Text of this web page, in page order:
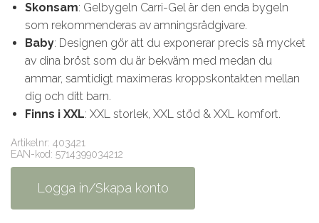
Skonsam: Gelbygeln Carri-Gel är den enda bygeln
som rekommenderas av amningsrådgivare.
Baby: Designen gör att du exponerar precis så mycket
av dina bröst som du är bekväm med medan du
ammar, samtidigt maximeras kroppskontakten mellan
dig och ditt barn.
Finns i XXL: XXL storlek, XXL stöd & XXL komfort.
Artikelnr: 403421
EAN-kod: 5714399034212
Logga in/Skapa konto